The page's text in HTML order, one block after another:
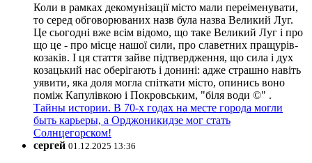
Коли в рамках декомунізації місто мали переіменувати,
то серед обговорюваних назв була назва Великий Луг.
Це сьогодні вже всім відомо, що таке Великий Луг і про
що це - про місце нашої сили, про славетних пращурів-
козаків. І ця стаття зайве підтвердження, що сила і дух
козацький нас оберігають і донині: адже страшно навіть
уявити, яка доля могла спіткати місто, опинись воно
поміж Капулівкою і Покровським, "біля води ©" .
Тайны истории. В 70-х годах на месте города могли
быть карьеры, а Орджоникидзе мог стать
Солнцегорском!
сергей 01.12.2025 13:36